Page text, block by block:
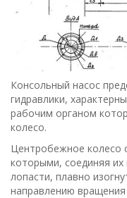
Консольный насос
гидравлики,
рабочим органом
колесо.
Центробежное колесо
которыми, соединяя их
лопасти, плавно
направлению вращения